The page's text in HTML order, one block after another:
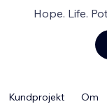
Hope. Life.
Kundprojekt Om